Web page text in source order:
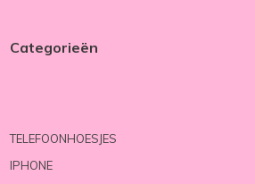
Categorieën
TELEFOONHOESJES
IPHONE